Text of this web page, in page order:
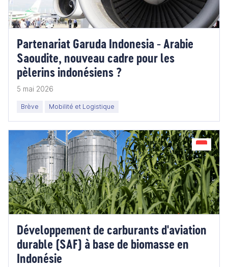
Partenariat Garuda Indonesia - Arabie
Saoudite, nouveau cadre pour les
pèlerins indonésiens ?
5 mai 2026
Brève Mobilité et Logistique
Développement de carburants d'aviation
durable (SAF) à base de biomasse en
Indonésie